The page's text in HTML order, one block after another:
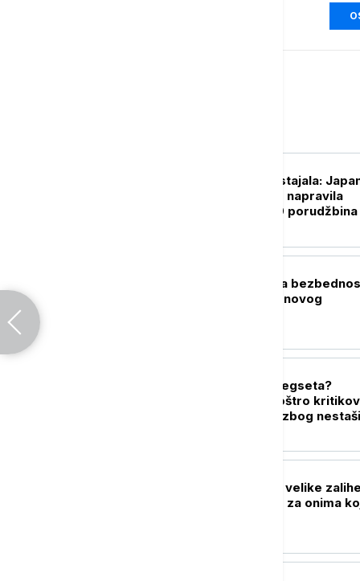
Kupovala, pa odustajala:
osumnjičena da je napravila
problem sa 2.000 porudžbina
Kolumbija pojačala
pred inauguraciju novog
Sukob Trampa i Hegseta?
Predsednik SAD oštro
ministra odbrane zbog
Tramp: SAD imaju velike zalihe
municije, tragamo za onima